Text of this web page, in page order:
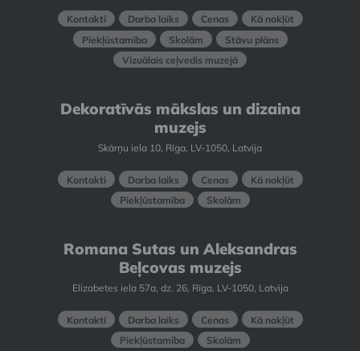
Kontakti Darba laiks Cenas
Kā nokļūt
Piekļūstamība
Skolām
Stāvu plāns
Vizuālais ceļvedis muzejā
Dekoratīvās mākslas un dizaina
muzejs
Skārņu iela 10, Rīga, LV-1050, Latvija
Kontakti Darba laiks Cenas
Kā nokļūt
Piekļūstamība
Skolām
Romana Sutas un Aleksandras
Beļcovas muzejs
Elizabetes iela 57a, dz. 26, Rīga, LV-1050, Latvija
Kontakti Darba laiks Cenas
Kā nokļūt
Piekļūstamība
Skolām